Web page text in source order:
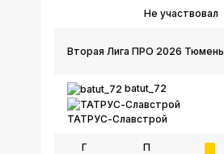
Не участвовал
Вторая Лига ПРО 2026 Тюмень
batut_72
ТАТРУС-Славстрой
Г П